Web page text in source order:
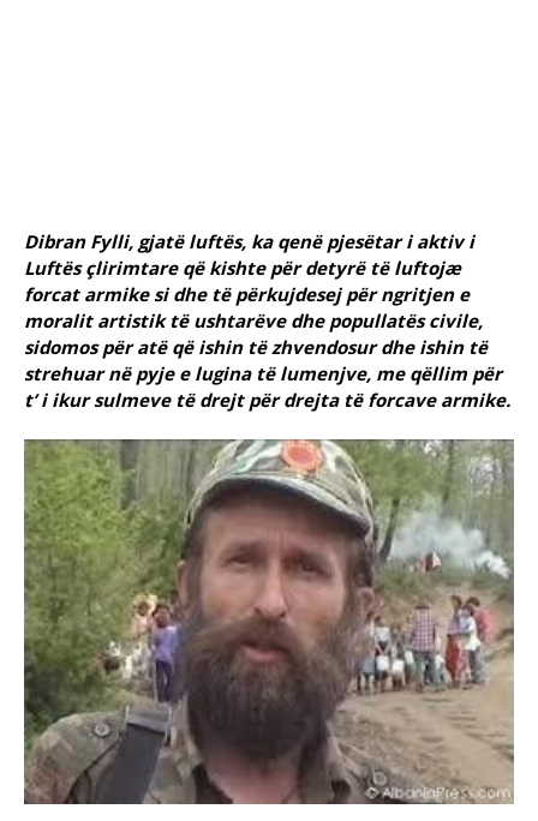
Dibran Fylli, gjatë luftës, ka qenë pjesëtar i aktiv i
Luftës çlirimtare që kishte për detyrë të luftojӕ
forcat armike si dhe të përkujdesej për ngritjen e
moralit artistik të ushtarëve dhe popullatës civile,
sidomos për atë që ishin të zhvendosur dhe ishin të
strehuar në pyje e lugina të lumenjve, me qëllim për
t’ i ikur sulmeve të drejt për drejta të forcave armike.